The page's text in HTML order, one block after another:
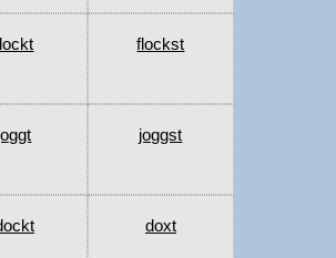
flockst
joggst
doxt